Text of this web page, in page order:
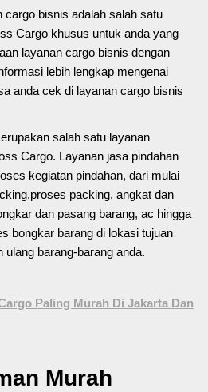
cargo bisnis adalah salah satu
Cargo khusus untuk anda yang
layanan cargo bisnis dengan
lebih lengkap mengenai
anda cek di layanan cargo bisnis
salah satu layanan
Cargo. Layanan jasa pindahan
kegiatan pindahan, dari mulai
packing, angkat dan
dan pasang barang, ac hingga
bongkar barang di lokasi tujuan
ulang barang-barang anda.
Paling Murah Di Jakarta Dan
Murah